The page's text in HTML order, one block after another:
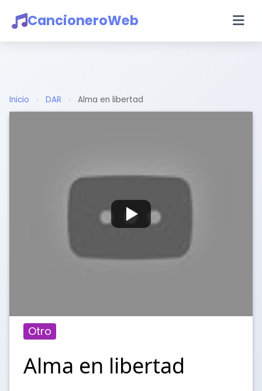
CancioneroWeb
Inicio › DAR › Alma en libertad
Otro
Alma en libertad